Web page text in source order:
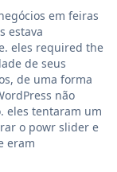
em feiras
estava
eles required the
de seus
de uma forma
não
eles tentaram um
o powr slider e
eram